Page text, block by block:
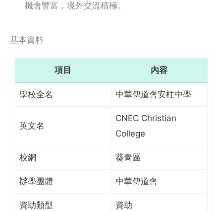
機會豐富，境外交流積極。
基本資料
項目 內容
學校全名 中華傳道會安柱中學
英文名
CNEC Christian
College
校網 葵青區
辦學團體 中華傳道會
資助類型 資助